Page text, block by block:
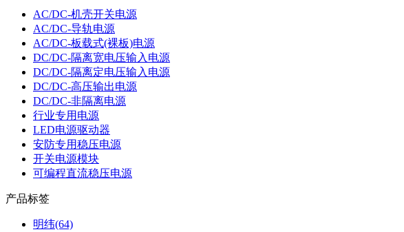
AC/DC-机壳开关电源
AC/DC-导轨电源
AC/DC-板载式(裸板)电源
DC/DC-隔离宽电压输入电源
DC/DC-隔离定电压输入电源
DC/DC-高压输出电源
DC/DC-非隔离电源
行业专用电源
LED电源驱动器
安防专用稳压电源
开关电源模块
可编程直流稳压电源
产品标签
明纬(64)